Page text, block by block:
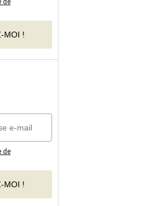
MOI !
de
MOI !